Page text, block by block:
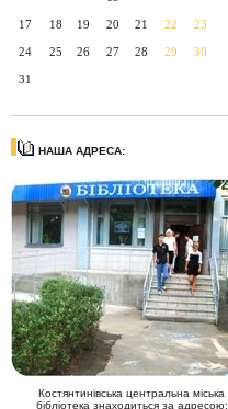
17 18 19 20 21 22 23
24 25 26 27 28 29 30
31
НАША АДРЕСА:
Костянтинівська центральна міська
бібліотека знаходиться за адресою: